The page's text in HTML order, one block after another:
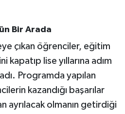
Bir Arada
çıkan öğrenciler, eğitim
kapatıp lise yıllarına adım
Programda yapılan
kazandığı başarılar
ayrılacak olmanın getirdiği